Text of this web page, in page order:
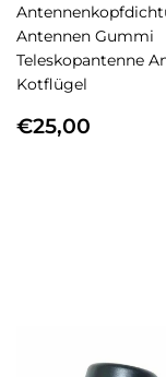
Antennen Gummi
Teleskopantenne
Kotflügel
NORMALER
€25,00